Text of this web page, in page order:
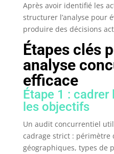
Après avoir identifié les
structurer l’analyse pour
produire des décisions
Étapes clés
analyse
efficace
Étape 1 :
les objectifs
Un audit concurrentiel
cadrage strict : périmètre
géographiques, types de